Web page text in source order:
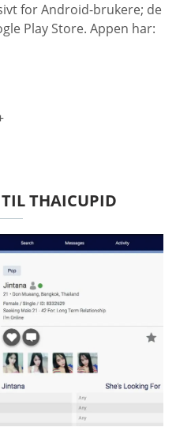
for Android-brukere; de
Play Store. Appen har:
THAICUPID